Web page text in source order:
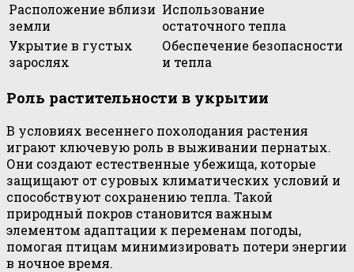
Расположение вблизи
земли
Использование
остаточного тепла
Укрытие в густых
зарослях
Обеспечение безопасности
и тепла
Роль растительности в укрытии
В условиях весеннего похолодания растения
играют ключевую роль в выживании пернатых.
Они создают естественные убежища, которые
защищают от суровых климатических условий и
способствуют сохранению тепла. Такой
природный покров становится важным
элементом адаптации к переменам погоды,
помогая птицам минимизировать потери энергии
в ночное время.